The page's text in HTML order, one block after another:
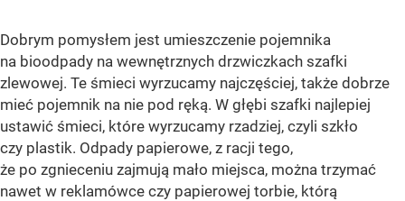
Dobrym pomysłem jest umieszczenie pojemnika
na bioodpady na wewnętrznych drzwiczkach szafki
zlewowej. Te śmieci wyrzucamy najczęściej, także dobrze
mieć pojemnik na nie pod ręką. W głębi szafki najlepiej
ustawić śmieci, które wyrzucamy rzadziej, czyli szkło
czy plastik. Odpady papierowe, z racji tego,
że po zgnieceniu zajmują mało miejsca, można trzymać
nawet w reklamówce czy papierowej torbie, którą